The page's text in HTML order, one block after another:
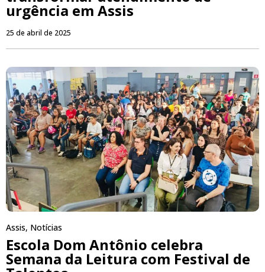
urgência em Assis
25 de abril de 2025
Assis, Notícias
Escola Dom Antônio celebra
Semana da Leitura com Festival de